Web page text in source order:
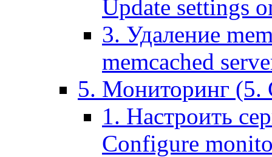
Update settings
3. Удаление
memcached
5. Мониторинг (5.
1. Настроить
Configure